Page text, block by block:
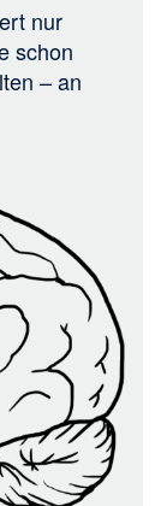
nur
schon
– an